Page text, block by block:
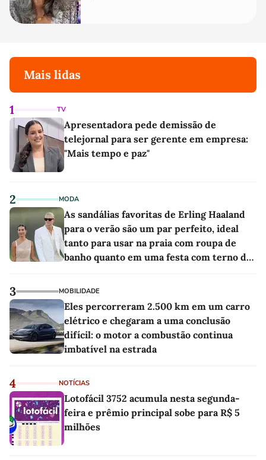
Mais lidas
1 TV
Apresentadora pede demissão de
telejornal para ser gerente em empresa:
"Mais tempo e paz"
2 MODA
As sandálias favoritas de Erling Haaland
para o verão são um par perfeito, ideal
tanto para usar na praia com roupa de
banho quanto em uma festa com terno de
3 MOBILIDADE
Eles percorreram 2.500 km em um carro
elétrico e chegaram a uma conclusão
difícil: o motor a combustão continua
imbatível na estrada
4 NOTÍCIAS
Lotofácil 3752 acumula nesta segunda-
feira e prêmio principal sobe para R$ 5
milhões